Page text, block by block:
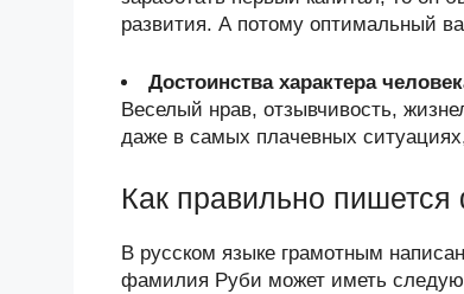
развития. А потому оптимальный
Достоинства характера
Веселый нрав, отзывчивость,
даже в самых плачевных
Как правильно
В русском языке грамотным
фамилия Руби может иметь